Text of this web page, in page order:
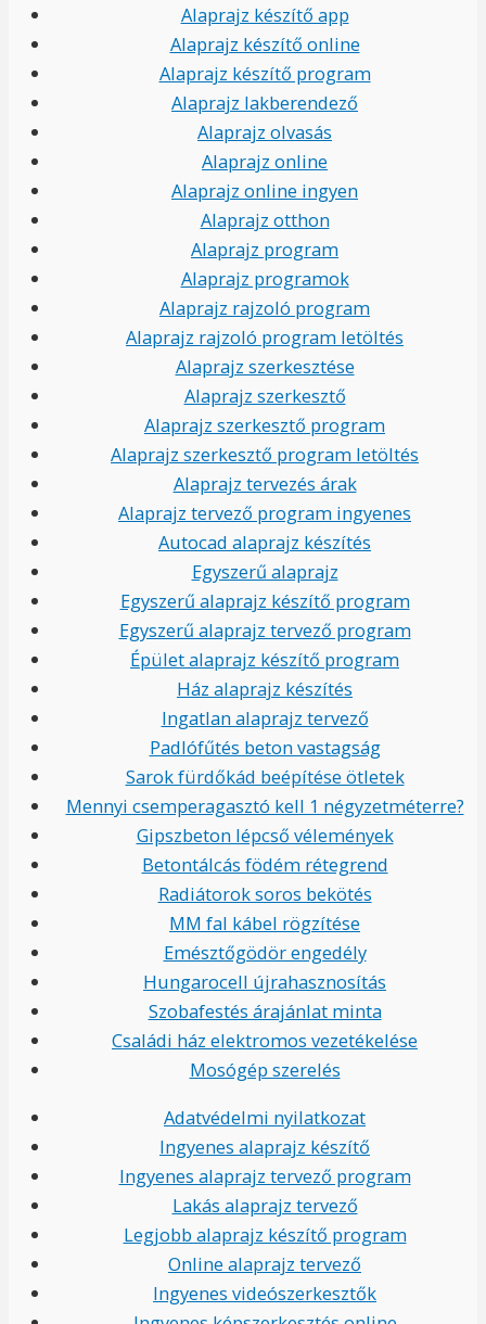
Alaprajz készítő app
Alaprajz készítő online
Alaprajz készítő program
Alaprajz lakberendező
Alaprajz olvasás
Alaprajz online
Alaprajz online ingyen
Alaprajz otthon
Alaprajz program
Alaprajz programok
Alaprajz rajzoló program
Alaprajz rajzoló program letöltés
Alaprajz szerkesztése
Alaprajz szerkesztő
Alaprajz szerkesztő program
Alaprajz szerkesztő program letöltés
Alaprajz tervezés árak
Alaprajz tervező program ingyenes
Autocad alaprajz készítés
Egyszerű alaprajz
Egyszerű alaprajz készítő program
Egyszerű alaprajz tervező program
Épület alaprajz készítő program
Ház alaprajz készítés
Ingatlan alaprajz tervező
Padlófűtés beton vastagság
Sarok fürdőkád beépítése ötletek
Mennyi csemperagasztó kell 1 négyzetméterre?
Gipszbeton lépcső vélemények
Betontálcás födém rétegrend
Radiátorok soros bekötés
MM fal kábel rögzítése
Emésztőgödör engedély
Hungarocell újrahasznosítás
Szobafestés árajánlat minta
Családi ház elektromos vezetékelése
Mosógép szerelés
Adatvédelmi nyilatkozat
Ingyenes alaprajz készítő
Ingyenes alaprajz tervező program
Lakás alaprajz tervező
Legjobb alaprajz készítő program
Online alaprajz tervező
Ingyenes videószerkesztők